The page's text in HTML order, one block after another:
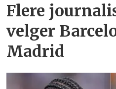
Flere
velger
Madrid